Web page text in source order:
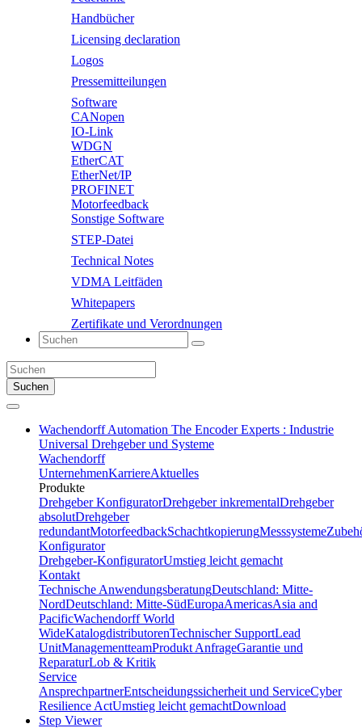
Handbücher
Licensing declaration
Logos
Pressemitteilungen
Software
CANopen
IO-Link
WDGN
EtherCAT
EtherNet/IP
PROFINET
Motorfeedback
Sonstige Software
STEP-Datei
Technical Notes
VDMA Leitfäden
Whitepapers
Zertifikate und Verordnungen
Suchen
Wachendorff Automation The Encoder Experts : Industrie
Universal Drehgeber und Systeme
Wachendorff
UnternehmenKarriereAktuelles
Produkte
Drehgeber KonfiguratorDrehgeber inkrementalDrehgeber
absolutDrehgeber
redundantMotorfeedbackSchachtkopierungMesssysteme
Konfigurator
Drehgeber-KonfiguratorUmstieg leicht gemacht
Kontakt
Technische AnwendungsberatungDeutschland: Mitte-
NordDeutschland: Mitte-SüdEuropaAmericasAsia and
PacificWachendorff World
WideKatalogdistributorenTechnischer SupportLead
UnitManagementteamProdukt AnfrageGarantie und
ReparaturLob & Kritik
Service
AnsprechpartnerEntscheidungssicherheit und ServiceCyber
Resilience ActUmstieg leicht gemachtDownload
Step Viewer